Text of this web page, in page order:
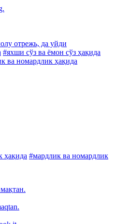
отрежь, да уйди
#яхши сўз ва ёмон сўз ҳақида
ва номардлик ҳақида
ҳақида #мардлик ва номардлик